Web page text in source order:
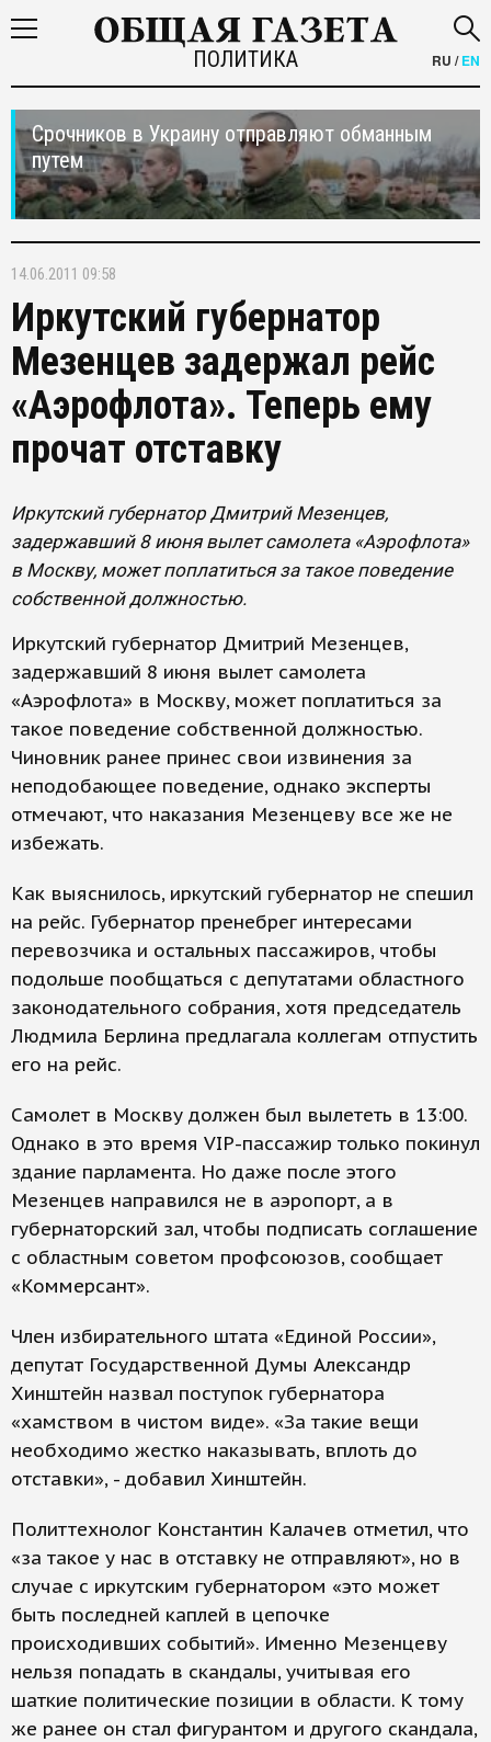
ПОЛИТИКА RU /EN
Срочников в Украину отправляют обманным
путем
14.06.2011 09:58
Иркутский губернатор
Мезенцев задержал рейс
«Аэрофлота». Теперь ему
прочат отставку
Иркутский губернатор Дмитрий Мезенцев,
задержавший 8 июня вылет самолета «Аэрофлота»
в Москву, может поплатиться за такое поведение
собственной должностью.
Иркутский губернатор Дмитрий Мезенцев,
задержавший 8 июня вылет самолета
«Аэрофлота» в Москву, может поплатиться за
такое поведение собственной должностью.
Чиновник ранее принес свои извинения за
неподобающее поведение, однако эксперты
отмечают, что наказания Мезенцеву все же не
избежать.
Как выяснилось, иркутский губернатор не спешил
на рейс. Губернатор пренебрег интересами
перевозчика и остальных пассажиров, чтобы
подольше пообщаться с депутатами областного
законодательного собрания, хотя председатель
Людмила Берлина предлагала коллегам отпустить
его на рейс.
Самолет в Москву должен был вылететь в 13:00.
Однако в это время VIP-пассажир только покинул
здание парламента. Но даже после этого
Мезенцев направился не в аэропорт, а в
губернаторский зал, чтобы подписать соглашение
с областным советом профсоюзов, сообщает
«Коммерсант».
Член избирательного штата «Единой России»,
депутат Государственной Думы Александр
Хинштейн назвал поступок губернатора
«хамством в чистом виде». «За такие вещи
необходимо жестко наказывать, вплоть до
отставки», - добавил Хинштейн.
Политтехнолог Константин Калачев отметил, что
«за такое у нас в отставку не отправляют», но в
случае с иркутским губернатором «это может
быть последней каплей в цепочке
происходивших событий». Именно Мезенцеву
нельзя попадать в скандалы, учитывая его
шаткие политические позиции в области. К тому
же ранее он стал фигурантом и другого скандала,